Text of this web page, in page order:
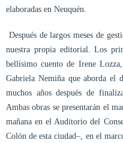
elaboradas en Neuquén.
Después de largos meses de
nuestra propia editorial. Los
bellísimo cuento de Irene
Gabriela Nemiña que aborda
muchos años después de
Ambas obras se presentarán el
mañana en el Auditorio del
Colón de esta ciudad–, en el